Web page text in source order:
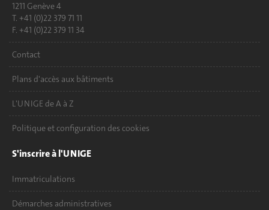
1211 Genève 4
T. +41 (0)22 379 71 11
F. +41 (0)22 379 11 34
Contact
Plans d'accès aux bâtiments
L'UNIGE de A à Z
Politique et configuration des cookies
S'inscrire à l'UNIGE
Immatriculations
Démarches administratives